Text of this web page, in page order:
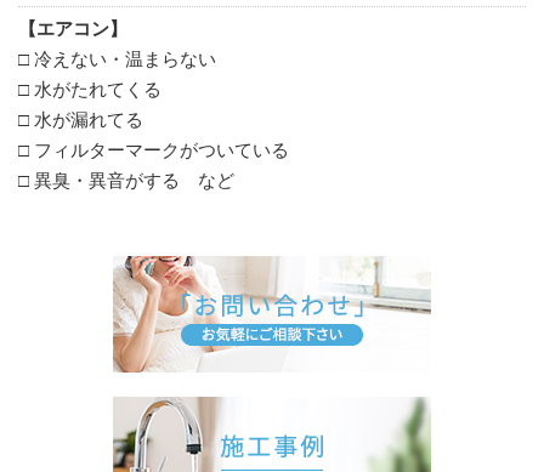
【エアコン】
□ 冷えない・温まらない
□ 水がたれてくる
□ 水が漏れてる
□ フィルターマークがついている
□ 異臭・異音がする など